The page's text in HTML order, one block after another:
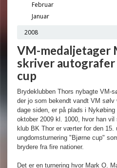
Februar
Januar
2008
VM-medaljetager
skriver autografer
cup
Brydeklubben Thors nybagte VM-
der jo som bekendt vandt VM sølv
dage siden, er på plads i
oktober 2009 kl. 1000, hvor han vil
klub BK Thor er værter for den 15.
ungdomsturnering "Bjørne cup"
brydere fra fire nationer.
Det er en turnering hvor Mark O.